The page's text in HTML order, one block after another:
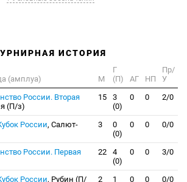
ИСТОРИЯ
(амплуа) М
Г
(П)
АГ НП
Пр/
У
России. Вторая
(П/з)
15
3
(0)
0 0 2/0
России, Салют-
3
0
(0)
0 0 0/0
России. Первая
22
4
(0)
0 0 3/0
России, Рубин (П/
2
1
0 0 0/0